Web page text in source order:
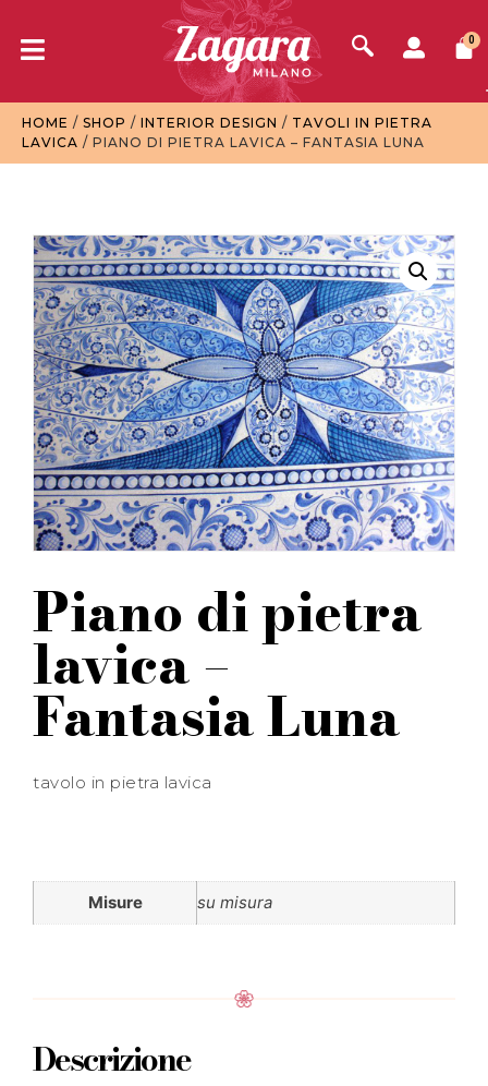
0
HOME / SHOP / INTERIOR DESIGN / TAVOLI IN PIETRA
LAVICA / PIANO DI PIETRA LAVICA – FANTASIA LUNA
Piano di pietra
lavica –
Fantasia Luna
tavolo in pietra lavica
Misure su misura
Descrizione